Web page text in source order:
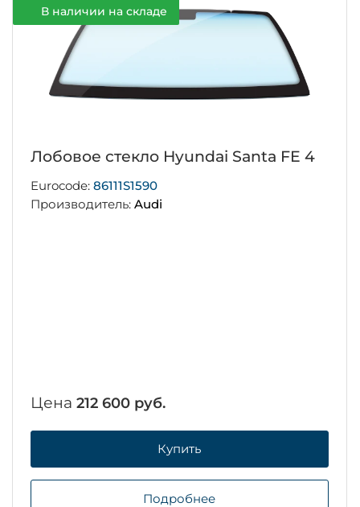
В наличии на складе
Лобовое стекло Hyundai Santa FE 4
Eurocode:86111S1590
Производитель:Audi
Цена212 600 руб.
Купить
Подробнее